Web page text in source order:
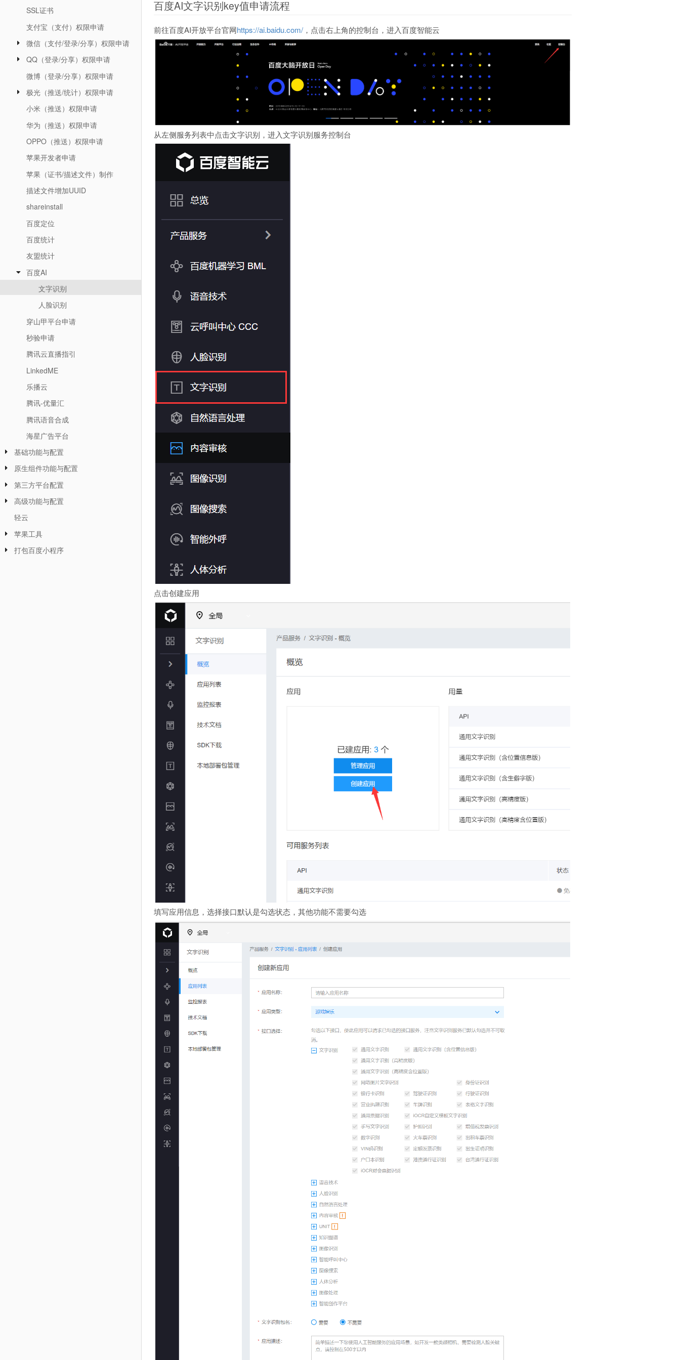
SSL证书
支付宝（支付）权限申请
微信（支付/登录/分享）权限申请
QQ（登录/分享）权限申请
微博（登录/分享）权限申请
极光（推送/统计）权限申请
小米（推送）权限申请
华为（推送）权限申请
OPPO（推送）权限申请
苹果开发者申请
苹果（证书/描述文件）制作
描述文件增加UUID
shareinstall
百度定位
百度统计
友盟统计
百度AI
文字识别
人脸识别
穿山甲平台申请
秒验申请
腾讯云直播指引
LinkedME
乐播云
腾讯-优量汇
腾讯语音合成
海星广告平台
基础功能与配置
原生组件功能与配置
第三方平台配置
高级功能与配置
轻云
苹果工具
打包百度小程序
百度AI文字识别key值申请流程
前往百度AI开放平台官网https://ai.baidu.com/ ，点击右上角的控制台，进入百度智能云
从左侧服务列表中点击文字识别，进入文字识别服务控制台
点击创建应用
填写应用信息，选择接口默认是勾选状态，其他功能不需要勾选